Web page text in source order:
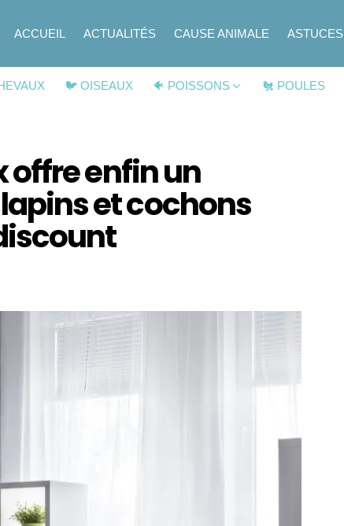
ACCUEIL ACTUALITÉS CAUSE ANIMALE ASTUCES
🐦 OISEAUX 🐠 POISSONS 🐔 POULES
offre enfin un
et cochons